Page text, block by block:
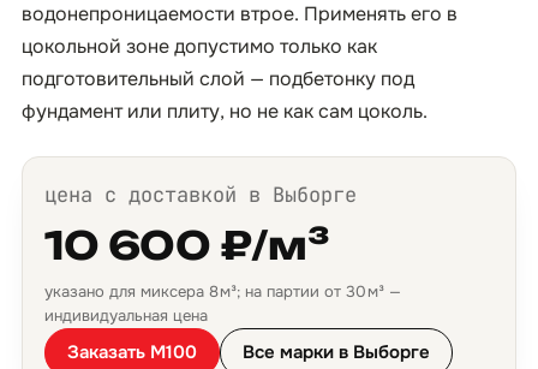
водонепроницаемости втрое. Применять его в
цокольной зоне допустимо только как
подготовительный слой — подбетонку под
фундамент или плиту, но не как сам цоколь.
цена с доставкой в Выборге
10 600 ₽/м³
указано для миксера 8 м³; на партии от 30 м³ —
индивидуальная цена
Заказать М100 Все марки в Выборге